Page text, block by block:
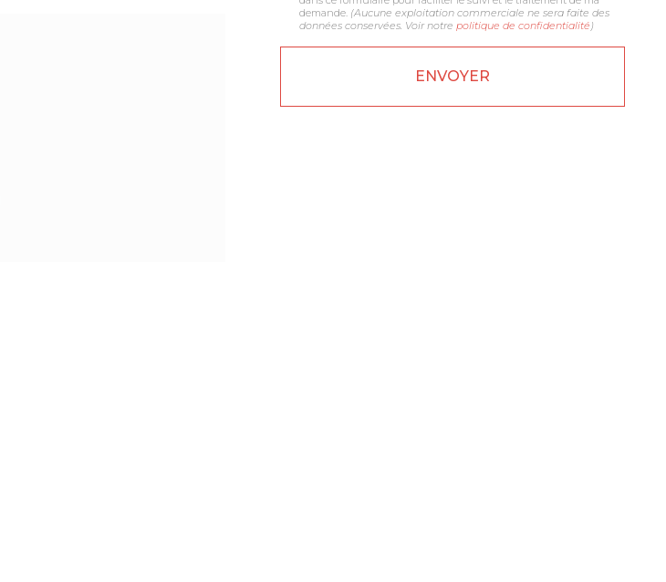
demande. (Aucune exploitation commerciale ne sera faite des
données conservées. Voir notre politique de confidentialité )